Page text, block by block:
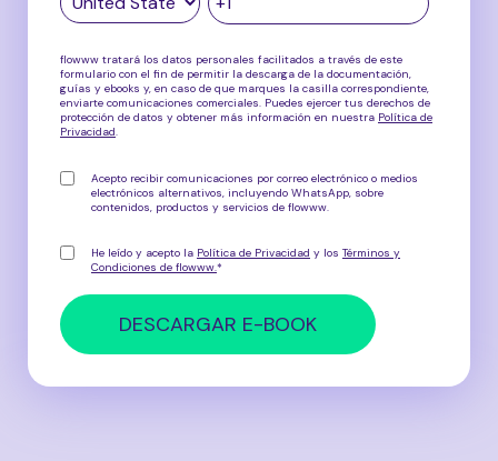
flowww tratará los datos personales facilitados a través de este
formulario con el fin de permitir la descarga de la documentación,
guías y ebooks y, en caso de que marques la casilla correspondiente,
enviarte comunicaciones comerciales. Puedes ejercer tus derechos de
protección de datos y obtener más información en nuestra Política de
Privacidad.
Acepto recibir comunicaciones por correo electrónico o medios
electrónicos alternativos, incluyendo WhatsApp, sobre
contenidos, productos y servicios de flowww.
He leído y acepto la Política de Privacidad y los Términos y
Condiciones de flowww.*